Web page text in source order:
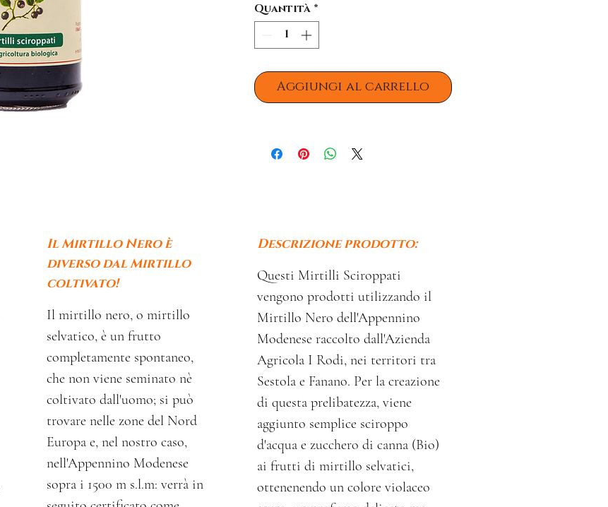
310 gr
Quantità *
Aggiungi al carrello
Il Mirtillo Nero è
diverso dal Mirtillo
coltivato!
Il mirtillo nero, o mirtillo
selvatico, è un frutto
completamente spontaneo,
che non viene seminato nè
coltivato dall'uomo; si può
trovare nelle zone del Nord
Europa e, nel nostro caso,
nell'Appennino Modenese
sopra i 1500 m s.l.m: verrà in
Descrizione prodotto:
Questi Mirtilli Sciroppati
vengono prodotti utilizzando il
Mirtillo Nero dell'Appennino
Modenese raccolto dall'Azienda
Agricola I Rodi, nei territori tra
Sestola e Fanano. Per la creazione
di questa prelibatezza, viene
aggiunto semplice sciroppo
d'acqua e zucchero di canna (Bio)
ai frutti di mirtillo selvatici,
ottenenendo un colore violaceo